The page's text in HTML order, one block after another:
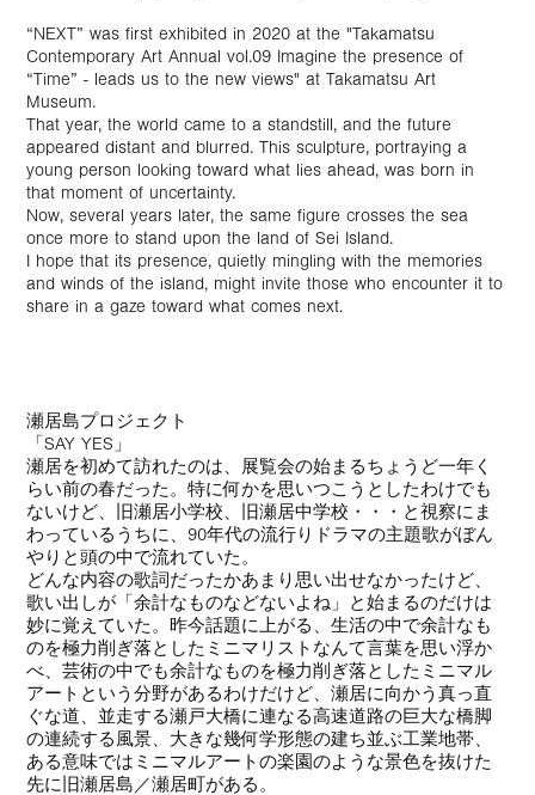
“NEXT” was first exhibited in 2020 at the "Takamatsu
Contemporary Art Annual vol.09 Imagine the presence of
“Time” - leads us to the new views" at Takamatsu Art
Museum.
That year, the world came to a standstill, and the future
appeared distant and blurred. This sculpture, portraying a
young person looking toward what lies ahead, was born in
that moment of uncertainty.
Now, several years later, the same figure crosses the sea
once more to stand upon the land of Sei Island.
I hope that its presence, quietly mingling with the memories
and winds of the island, might invite those who encounter it to
share in a gaze toward what comes next.
瀬居島プロジェクト
「SAY YES」
瀬居を初めて訪れたのは、展覧会の始まるちょうど一年く
らい前の春だった。特に何かを思いつこうとしたわけでも
ないけど、旧瀬居小学校、旧瀬居中学校・・・と視察にま
わっているうちに、90年代の流行りドラマの主題歌がぼん
やりと頭の中で流れていた。
どんな内容の歌詞だったかあまり思い出せなかったけど、
歌い出しが「余計なものなどないよね」と始まるのだけは
妙に覚えていた。昨今話題に上がる、生活の中で余計なも
のを極力削ぎ落としたミニマリストなんて言葉を思い浮か
べ、芸術の中でも余計なものを極力削ぎ落としたミニマル
アートという分野があるわけだけど、瀬居に向かう真っ直
ぐな道、並走する瀬戸大橋に連なる高速道路の巨大な橋脚
の連続する風景、大きな幾何学形態の建ち並ぶ工業地帯、
ある意味ではミニマルアートの楽園のような景色を抜けた
先に旧瀬居島／瀬居町がある。